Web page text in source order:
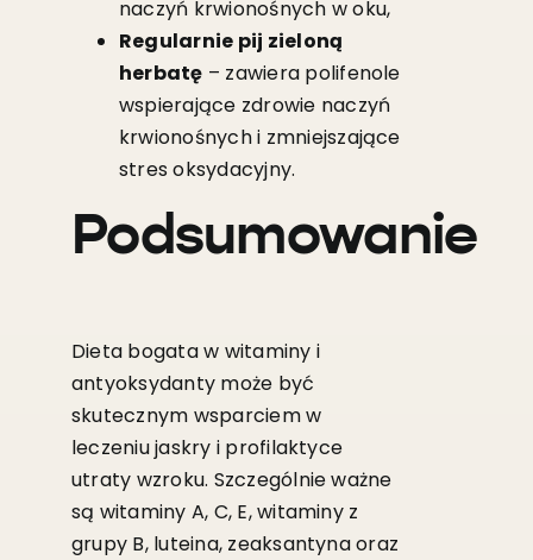
naczyń krwionośnych w oku,
Regularnie pij zieloną
herbatę – zawiera polifenole
wspierające zdrowie naczyń
krwionośnych i zmniejszające
stres oksydacyjny.
Podsumowanie
Dieta bogata w witaminy i
antyoksydanty może być
skutecznym wsparciem w
leczeniu jaskry i profilaktyce
utraty wzroku. Szczególnie ważne
są witaminy A, C, E, witaminy z
grupy B, luteina, zeaksantyna oraz